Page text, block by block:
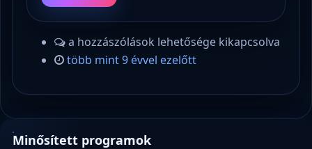
a hozzászólások lehetősége kikapcsolva
több mint 9 évvel ezelőtt
Minősített programok